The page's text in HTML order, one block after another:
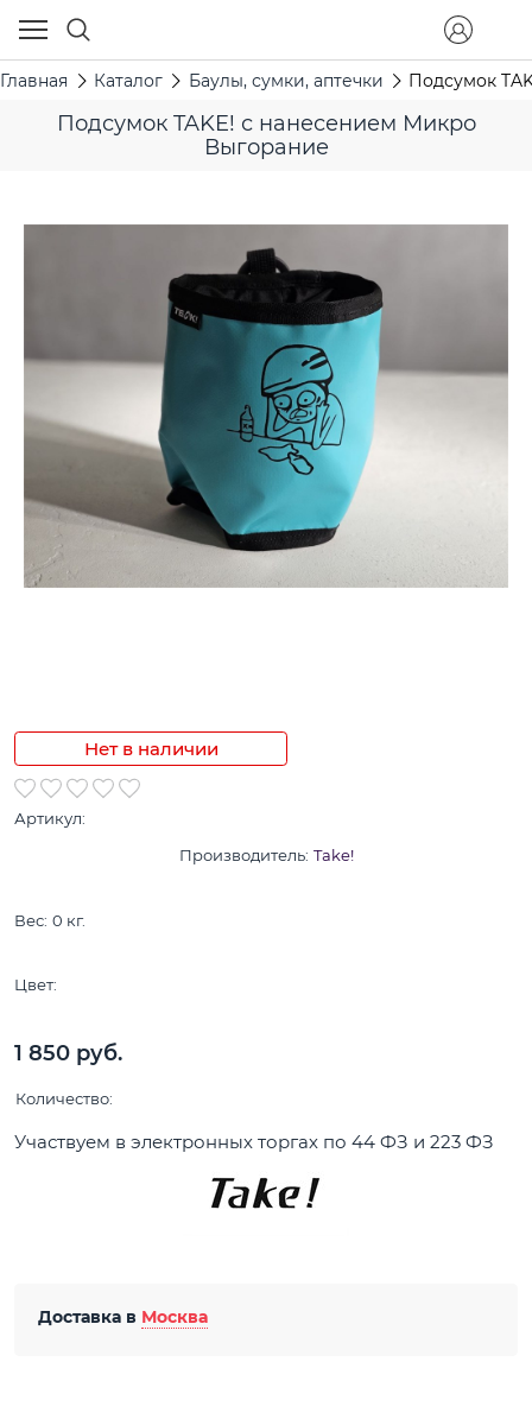
Главная Каталог Баулы, сумки, аптечки Подсумок
Подсумок TAKE! с нанесением Микро
Выгорание
Нет в наличии
Артикул:
Производитель: Take!
Вес: 0 кг.
Цвет:
1 850 руб.
Количество:
Участвуем в электронных торгах по 44 ФЗ и 223 ФЗ
Доставка в Москва